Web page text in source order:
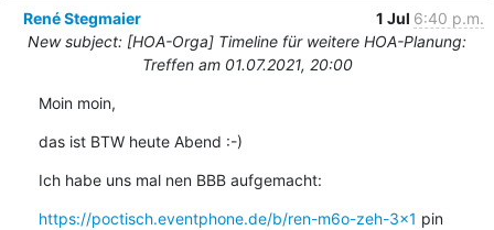
René Stegmaier 1 Jul 6:40 p.m.
New subject: [HOA-Orga] Timeline für weitere HOA-Planung:
Treffen am 01.07.2021, 20:00
Moin moin,
das ist BTW heute Abend :-)
Ich habe uns mal nen BBB aufgemacht:
https://poctisch.eventphone.de/b/ren-m6o-zeh-3x1 pin